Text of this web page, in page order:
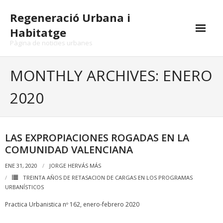
Regeneració Urbana i
Habitatge
Pàgina de noticies urbanes
MONTHLY ARCHIVES: ENERO
2020
LAS EXPROPIACIONES ROGADAS EN LA
COMUNIDAD VALENCIANA
ENE 31, 2020
JORGE HERVÁS MÁS
TREINTA AÑOS DE RETASACION DE CARGAS EN LOS PROGRAMAS
URBANÍSTICOS
Practica Urbanistica nº 162, enero-febrero 2020